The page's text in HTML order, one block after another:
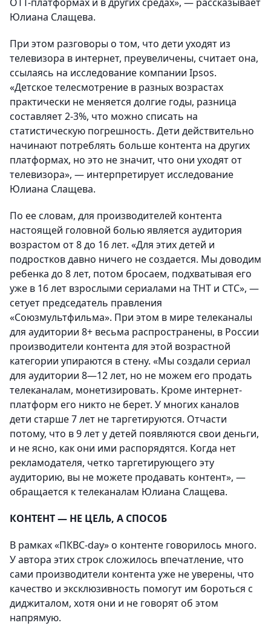
Юлиана Слащева.
При этом разговоры о том, что дети уходят из
телевизора в интернет, преувеличены, считает она,
ссылаясь на исследование компании Ipsos.
«Детское телесмотрение в разных возрастах
практически не меняется долгие годы, разница
составляет 2-3%, что можно списать на
статистическую погрешность. Дети действительно
начинают потреблять больше контента на других
платформах, но это не значит, что они уходят от
телевизора», — интерпретирует исследование
Юлиана Слащева.
По ее словам, для производителей контента
настоящей головной болью является аудитория
возрастом от 8 до 16 лет. «Для этих детей и
подростков давно ничего не создается. Мы доводим
ребенка до 8 лет, потом бросаем, подхватывая его
уже в 16 лет взрослыми сериалами на ТНТ и СТС», —
сетует председатель правления
«Союзмультфильма». При этом в мире телеканалы
для аудитории 8+ весьма распространены, в России
производители контента для этой возрастной
категории упираются в стену. «Мы создали сериал
для аудитории 8—12 лет, но не можем его продать
телеканалам, монетизировать. Кроме интернет-
платформ его никто не берет. У многих каналов
дети старше 7 лет не таргетируются. Отчасти
потому, что в 9 лет у детей появляются свои деньги,
и не ясно, как они ими распорядятся. Когда нет
рекламодателя, четко таргетирующего эту
аудиторию, вы не можете продавать контент», —
обращается к телеканалам Юлиана Слащева.
КОНТЕНТ — НЕ ЦЕЛЬ, А СПОСОБ
В рамках «ПКВС-day» о контенте говорилось много.
У автора этих строк сложилось впечатление, что
сами производители контента уже не уверены, что
качество и эксклюзивность помогут им бороться с
диджиталом, хотя они и не говорят об этом
напрямую.